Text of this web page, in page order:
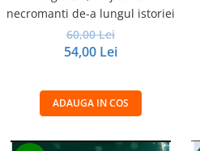
necromanti de-a lungul istoriei
60,00 Lei
54,00 Lei
ADAUGA IN COS